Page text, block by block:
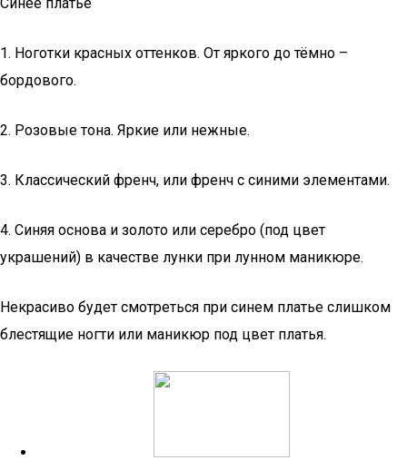
1. Ноготки красных оттенков. От яркого до тёмно –
бордового.
2. Розовые тона. Яркие или нежные.
3. Классический френч, или френч с синими элементами.
4. Синяя основа и золото или серебро (под цвет
украшений) в качестве лунки при лунном маникюре.
Некрасиво будет смотреться при синем платье слишком
блестящие ногти или маникюр под цвет платья.